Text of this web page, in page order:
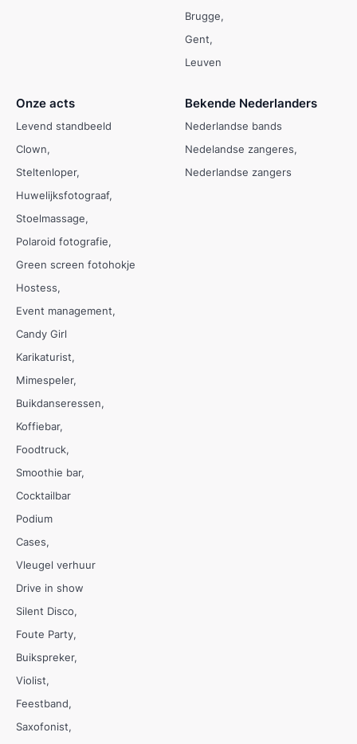
Brugge
Gent
Leuven
Onze acts
Levend standbeeld
Clown
Steltenloper
Huwelijksfotograaf
Stoelmassage
Polaroid fotografie
Green screen fotohokje
Hostess
Event management
Candy Girl
Karikaturist
Mimespeler
Buikdanseressen
Koffiebar
Foodtruck
Smoothie bar
Cocktailbar
Podium
Cases
Vleugel verhuur
Drive in show
Silent Disco
Foute Party
Buikspreker
Violist
Feestband
Saxofonist
Bekende Nederlanders
Nederlandse bands
Nedelandse zangeres
Nederlandse zangers